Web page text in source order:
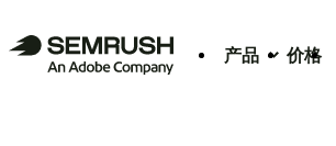
产品 价格